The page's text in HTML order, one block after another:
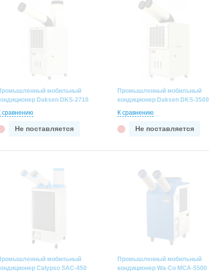
мобильный
Daksen DKS-2710
сравнению
Не поставляется
Промышленный мобильный
кондиционер Daksen DKS-3500
К сравнению
Не поставляется
мобильный
Calypso SAC-450
Промышленный мобильный
кондиционер Wa-Co MCA-5500